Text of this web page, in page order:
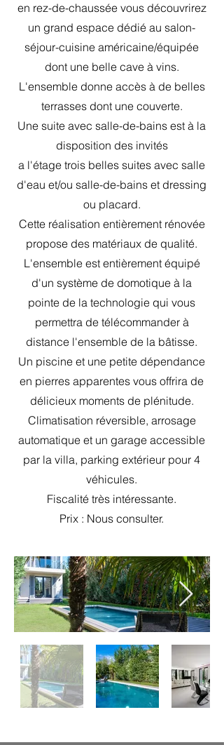
en rez-de-chaussée vous découvrirez
un grand espace dédié au salon-
séjour-cuisine américaine/équipée
dont une belle cave à vins.
L'ensemble donne accès à de belles
terrasses dont une couverte.
Une suite avec salle-de-bains est à la
disposition des invités
a l'étage trois belles suites avec salle
d'eau et/ou salle-de-bains et dressing
ou placard.
Cette réalisation entièrement rénovée
propose des matériaux de qualité.
L'ensemble est entièrement équipé
d'un système de domotique à la
pointe de la technologie qui vous
permettra de télécommander à
distance l'ensemble de la bâtisse.
Un piscine et une petite dépendance
en pierres apparentes vous offrira de
délicieux moments de plénitude.
Climatisation réversible, arrosage
automatique et un garage accessible
par la villa, parking extérieur pour 4
véhicules.
Fiscalité très intéressante.
Prix : Nous consulter.